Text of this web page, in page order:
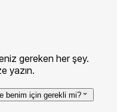
gereken her şey.
yazın.
benim için gerekli mi?